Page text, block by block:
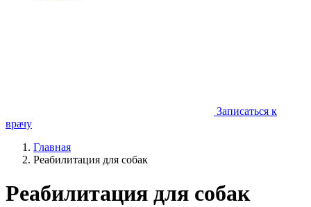
Записаться к
врачу
Главная
Реабилитация для собак
Реабилитация для собак